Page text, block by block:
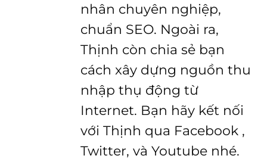
nhân chuyên nghiệp,
chuẩn SEO. Ngoài ra,
Thịnh còn chia sẻ bạn
cách xây dựng nguồn thu
nhập thụ động từ
Internet. Bạn hãy kết nối
với Thịnh qua Facebook ,
Twitter, và Youtube nhé.